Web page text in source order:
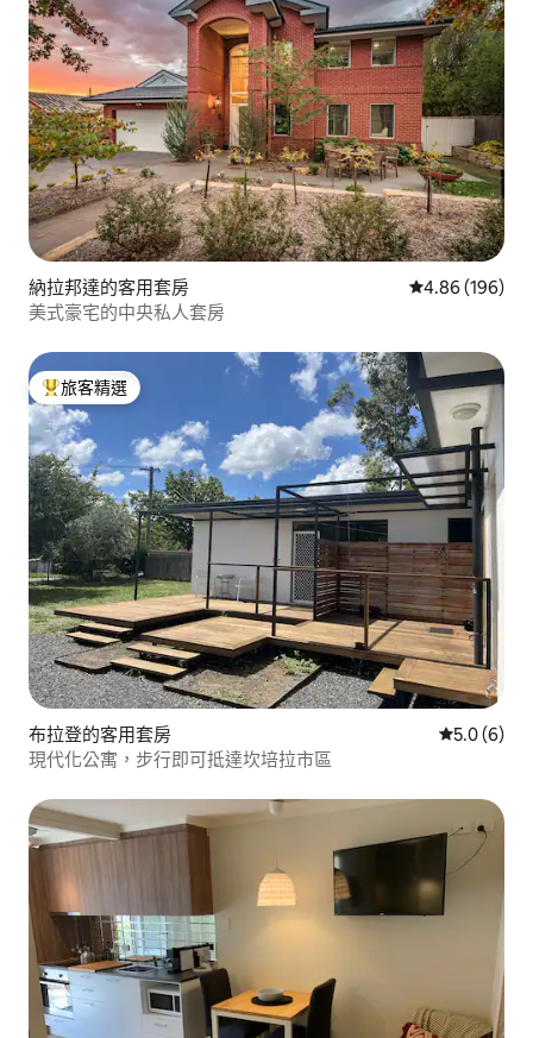
納拉邦達的客用套房 從 196 則評價
4.86 (196)
美式豪宅的中央私人套房
旅客精選榜首
旅客精選
布拉登的客用套房 從 6 則評
5.0 (6)
現代化公寓，步行即可抵達坎培拉市區